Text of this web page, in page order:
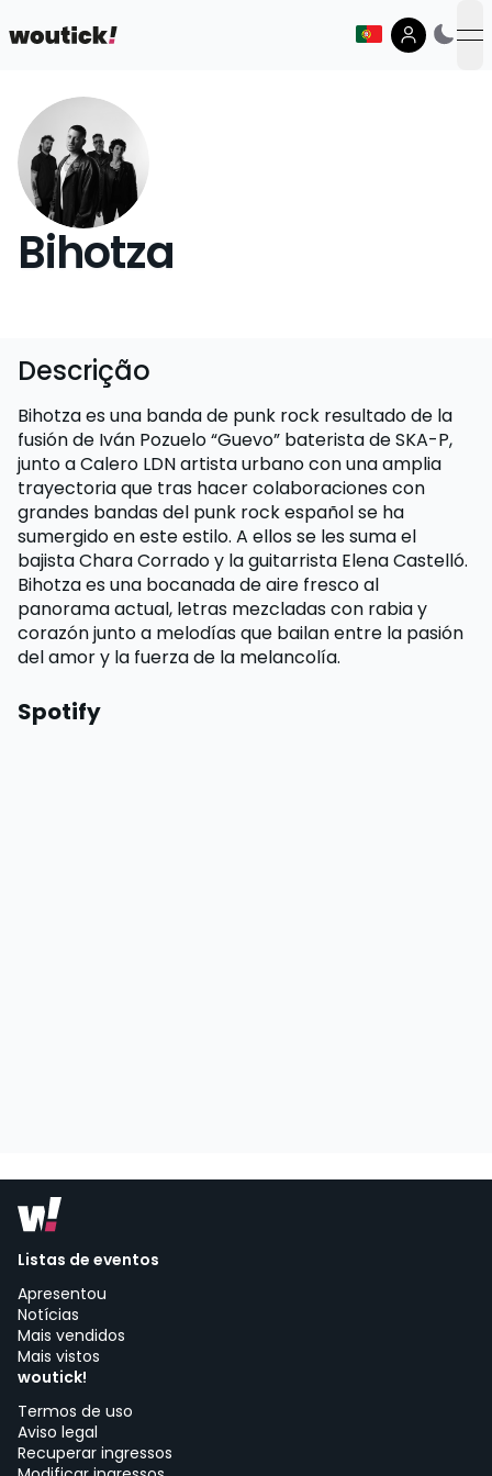
Bihotza
Descrição
Bihotza es una banda de punk rock resultado de la
fusión de Iván Pozuelo “Guevo” baterista de SKA-P,
junto a Calero LDN artista urbano con una amplia
trayectoria que tras hacer colaboraciones con
grandes bandas del punk rock español se ha
sumergido en este estilo. A ellos se les suma el
bajista Chara Corrado y la guitarrista Elena Castelló.
Bihotza es una bocanada de aire fresco al
panorama actual, letras mezcladas con rabia y
corazón junto a melodías que bailan entre la pasión
del amor y la fuerza de la melancolía.
Spotify
Listas de eventos
Apresentou
Notícias
Mais vendidos
Mais vistos
woutick!
Termos de uso
Aviso legal
Recuperar ingressos